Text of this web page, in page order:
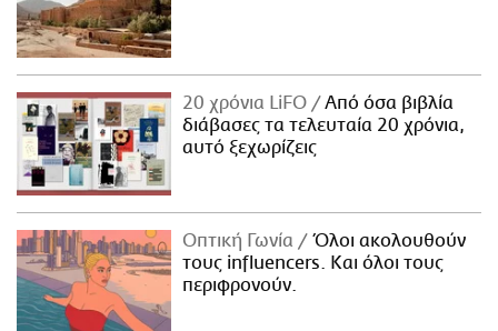
20 χρόνια LiFO
Από όσα βιβλία
διάβασες τα τελευταία 20 χρόνια,
αυτό ξεχωρίζεις
Οπτική Γωνία
Όλοι ακολουθούν
τους influencers. Και όλοι τους
περιφρονούν.